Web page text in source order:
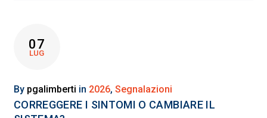
07
LUG
By pgalimberti in 2026, Segnalazioni
CORREGGERE I SINTOMI O CAMBIARE IL